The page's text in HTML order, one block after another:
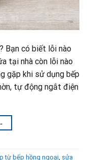
Bạn có biết lỗi nào
tại nhà còn lỗi nào
gặp khi sử dụng bếp
tự động ngắt điện
từ bếp hồng ngoại, sửa